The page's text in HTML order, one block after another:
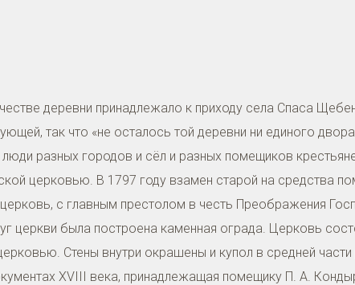
деревни принадлежало к приходу села Спаса
так что «не осталось той деревни ни единого
разных городов и сёл и разных помещиков
церковью. В 1797 году взамен старой на средства
с главным престолом в честь Преображения
церкви была построена каменная ограда. Церковь
Стены внутри окрашены и купол в средней
XVIII века, принадлежащая помещику П. А.